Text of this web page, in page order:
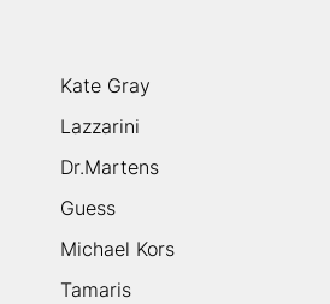
Kate Gray
Lazzarini
Dr.Martens
Guess
Michael Kors
Tamaris